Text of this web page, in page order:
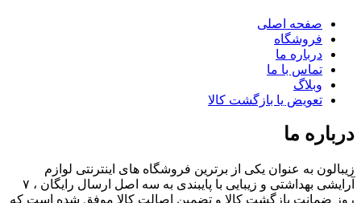
صفحه اصلی
فروشگاه
درباره ما
تماس با ما
وبلاگ
تعویض یا بازگشت کالا
ما
به عنوان یکی از برترین فروشگاه های اینترنتی لوازم
آرایشی بهداشتی و زیبایی با پایبندی به سه اصل ارسال رایگان ، ۷
ضمانت بازگشت کالا و تضمین اصالت کالا موفق شده است که